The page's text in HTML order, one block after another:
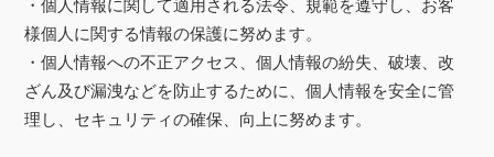
・個人情報に関して適用される法令、規範を遵守し、お客
様個人に関する情報の保護に努めます。
・個人情報への不正アクセス、個人情報の紛失、破壊、改
ざん及び漏洩などを防止するために、個人情報を安全に管
理し、セキュリティの確保、向上に努めます。